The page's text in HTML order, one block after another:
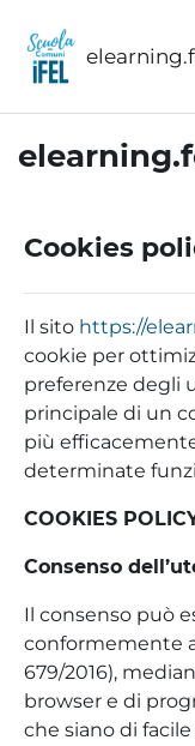
Cookies
Il sito https://
cookie per
preferenze degli
principale di un
più
determinate
COOKIES
Consenso
Il consenso può
conformemente
679/2016),
browser e di
che siano di